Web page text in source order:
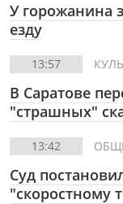
У горожанина
езду
13:57
В Саратове
"страшных"
13:42
Суд
"скоростному